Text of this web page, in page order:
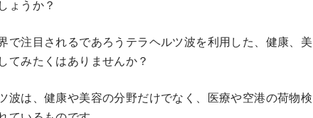
ょうか？
で注目されるであろうテラヘルツ波を利用した、健康、美
てみたくはありませんか？
波は、健康や美容の分野だけでなく、医療や空港の荷物検